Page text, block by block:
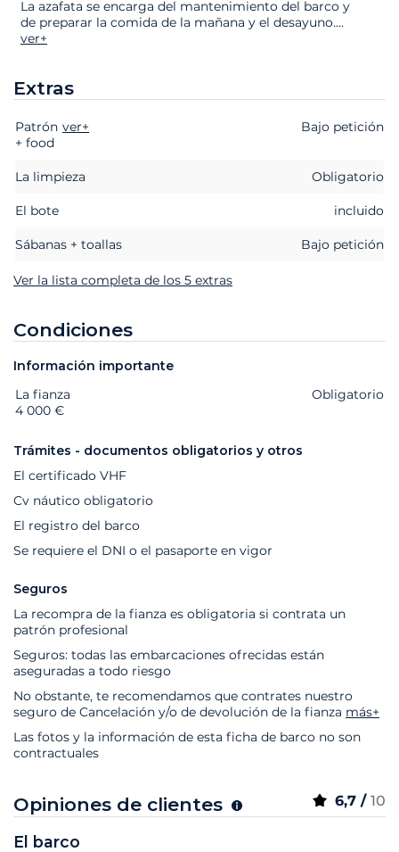
La azafata se encarga del mantenimiento del barco y
de preparar la comida de la mañana y el desayuno....
ver+
Extras
Extras Estado
Patrón ver+
Bajo petición
+ food
La limpieza Obligatorio
El bote incluido
Sábanas + toallas Bajo petición
Ver la lista completa de los 5 extras
Condiciones
Información importante
Extras Estado
La fianza
Obligatorio
4 000 €
Trámites - documentos obligatorios y otros
El certificado VHF
Cv náutico obligatorio
El registro del barco
Se requiere el DNI o el pasaporte en vigor
Seguros
La recompra de la fianza es obligatoria si contrata un
patrón profesional
Seguros: todas las embarcaciones ofrecidas están
aseguradas a todo riesgo
No obstante, te recomendamos que contrates nuestro
seguro de Cancelación y/o de devolución de la fianza más+
Las fotos y la información de esta ficha de barco no son
contractuales
Opiniones de clientes 6,7 / 10
El barco